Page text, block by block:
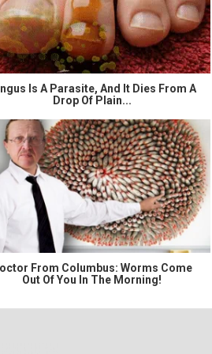
Is A Parasite, And It Dies From A
Drop Of Plain...
From Columbus: Worms Come
Out Of You In The Morning!